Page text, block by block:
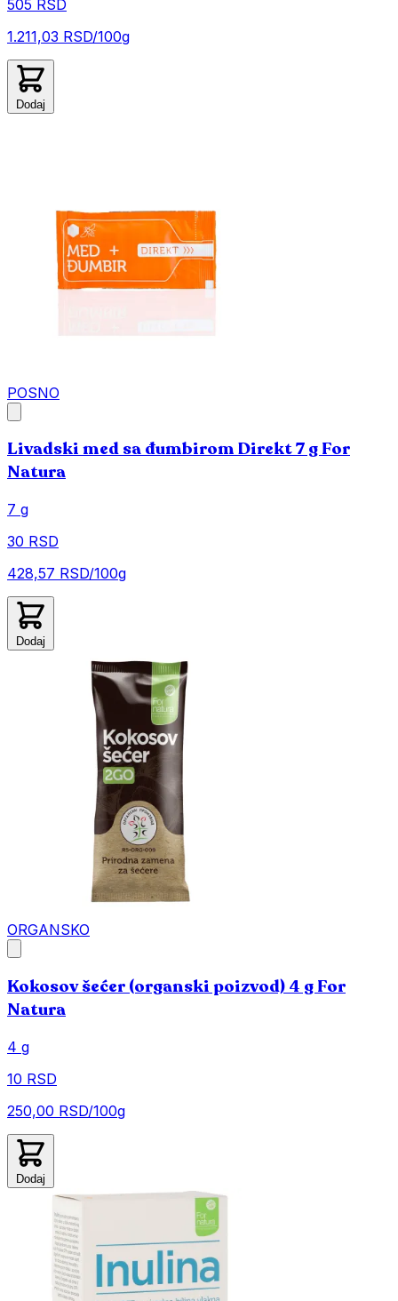
505 RSD
1.211,03 RSD/100g
Dodaj
POSNO
Livadski med sa đumbirom Direkt 7 g For
Natura
7 g
30 RSD
428,57 RSD/100g
Dodaj
ORGANSKO
Kokosov šećer (organski poizvod) 4 g For
Natura
4 g
10 RSD
250,00 RSD/100g
Dodaj